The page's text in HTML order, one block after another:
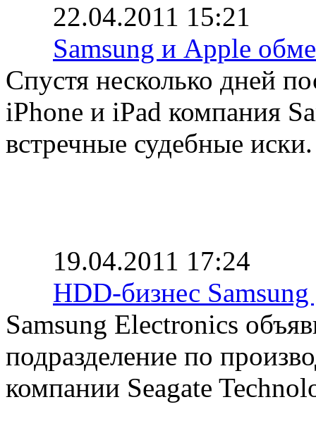
22.04.2011 15:21
Samsung и Apple
Спустя несколько дней
iPhone и iPad компания
встречные судебные иски.
19.04.2011 17:24
HDD-бизнес
Samsung Electronics
подразделение по
компании Seagate